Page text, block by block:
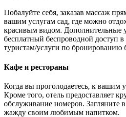
Побалуйте себя, заказав массаж
вашим услугам сад, где можно
красивым видом. Дополнительные
бесплатный беспроводной доступ
туристам/услуги по бронированию
Кафе и рестораны
Когда вы проголодаетесь, к вашим
Кроме того, отель предоставляет
обслуживание номеров. Загляните
жажду своим любимым напитком.